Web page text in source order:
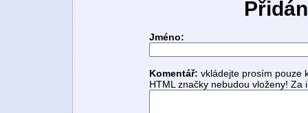
Jméno:
Komentář: vkládejte prosím pouze
HTML značky nebudou vloženy!